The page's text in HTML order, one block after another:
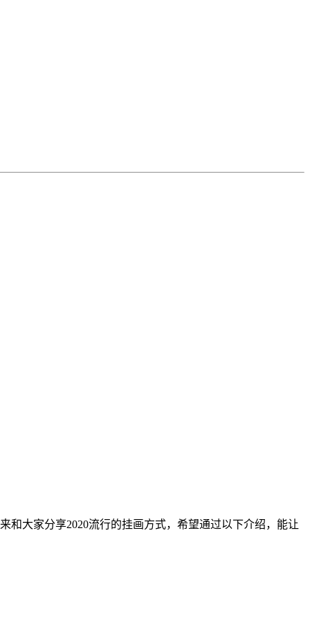
和大家分享2020流行的挂画方式，希望通过以下介绍，能让